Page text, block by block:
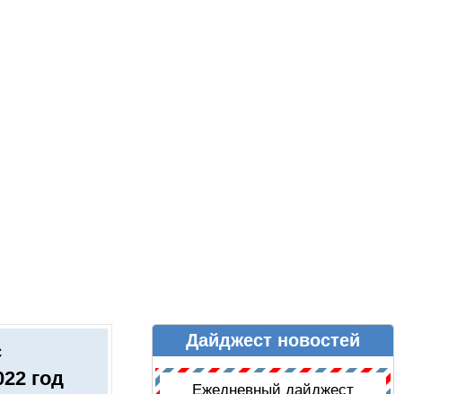
ДАЙДЖЕСТ НОВОСТЕЙ
год
Дайджест новостей
Ежедневный дайджест